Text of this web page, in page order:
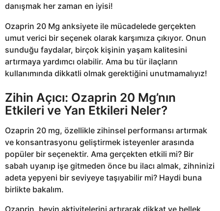
danışmak her zaman en iyisi!
Ozaprin 20 Mg anksiyete ile mücadelede gerçekten
umut verici bir seçenek olarak karşımıza çıkıyor. Onun
sunduğu faydalar, birçok kişinin yaşam kalitesini
artırmaya yardımcı olabilir. Ama bu tür ilaçların
kullanımında dikkatli olmak gerektiğini unutmamalıyız!
Zihin Açıcı: Ozaprin 20 Mg’nın
Etkileri ve Yan Etkileri Neler?
Ozaprin 20 mg, özellikle zihinsel performansı artırmak
ve konsantrasyonu geliştirmek isteyenler arasında
popüler bir seçenektir. Ama gerçekten etkili mi? Bir
sabah uyanıp işe gitmeden önce bu ilacı almak, zihninizi
adeta yepyeni bir seviyeye taşıyabilir mi? Haydi buna
birlikte bakalım.